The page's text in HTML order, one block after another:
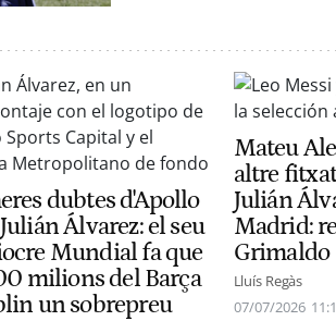
dubtes d'Apollo
Álvarez: el seu
Mundial fa que
milions del Barça
un sobrepreu
Mateu
altre
Julián
Madrid:
Grimaldo
Lluís Regàs
07/07/2026